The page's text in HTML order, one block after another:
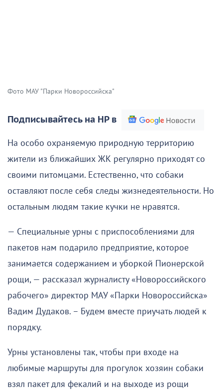
Фото МАУ "Парки Новороссийска"
Подписывайтесь на НР в
На особо охраняемую природную территорию
жители из ближайших ЖК регулярно приходят со
своими питомцами. Естественно, что собаки
оставляют после себя следы жизнедеятельности. Но
остальным людям такие кучки не нравятся.
— Специальные урны с приспособлениями для
пакетов нам подарило предприятие, которое
занимается содержанием и уборкой Пионерской
рощи, — рассказал журналисту «Новороссийского
рабочего» директор МАУ «Парки Новороссийска»
Вадим Дудаков. – Будем вместе приучать людей к
порядку.
Урны установлены так, чтобы при входе на
любимые маршруты для прогулок хозяин собаки
взял пакет для фекалий и на выходе из рощи